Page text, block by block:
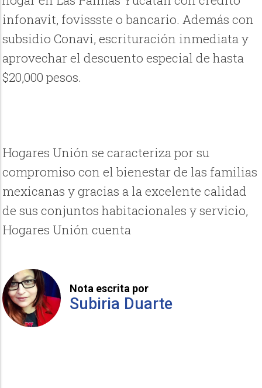
infonavit, fovissste o bancario. Además con
subsidio Conavi, escrituración inmediata y
aprovechar el descuento especial de hasta
$20,000 pesos.
Hogares Unión se caracteriza por su
compromiso con el bienestar de las familias
mexicanas y gracias a la excelente calidad
de sus conjuntos habitacionales y servicio,
Hogares Unión cuenta
Nota escrita por
Subiria Duarte